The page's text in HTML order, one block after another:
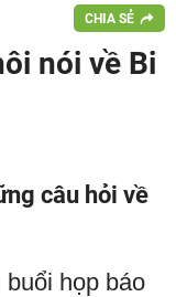
CHIA SẺ
nói về Bi
câu hỏi về
buổi họp báo